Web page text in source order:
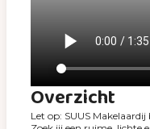
Overzicht
Let op: SUUS